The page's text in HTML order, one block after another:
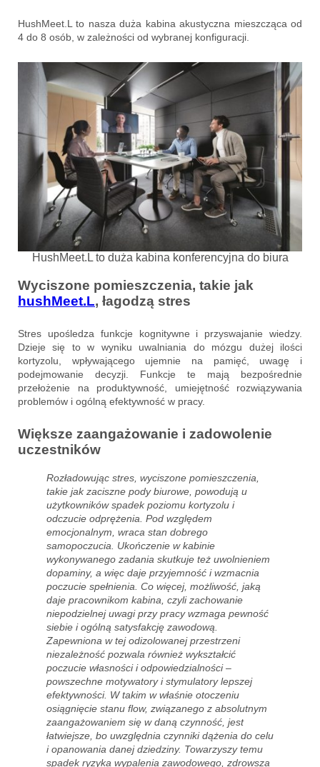
HushMeet.L to nasza duża kabina akustyczna mieszcząca od
4 do 8 osób, w zależności od wybranej konfiguracji.
HushMeet.L to duża kabina konferencyjna do biura
Wyciszone pomieszczenia, takie jak
hushMeet.L, łagodzą stres
Stres upośledza funkcje kognitywne i przyswajanie wiedzy.
Dzieje się to w wyniku uwalniania do mózgu dużej ilości
kortyzolu, wpływającego ujemnie na pamięć, uwagę i
podejmowanie decyzji. Funkcje te mają bezpośrednie
przełożenie na produktywność, umiejętność rozwiązywania
problemów i ogólną efektywność w pracy.
Większe zaangażowanie i zadowolenie
uczestników
Rozładowując stres, wyciszone pomieszczenia,
takie jak zaciszne pody biurowe, powodują u
użytkowników spadek poziomu kortyzolu i
odczucie odprężenia. Pod względem
emocjonalnym, wraca stan dobrego
samopoczucia. Ukończenie w kabinie
wykonywanego zadania skutkuje też uwolnieniem
dopaminy, a więc daje przyjemność i wzmacnia
poczucie spełnienia. Co więcej, możliwość, jaką
daje pracownikom kabina, czyli zachowanie
niepodzielnej uwagi przy pracy wzmaga pewność
siebie i ogólną satysfakcję zawodową.
Zapewniona w tej odizolowanej przestrzeni
niezależność pozwala również wykształcić
poczucie własności i odpowiedzialności –
powszechne motywatory i stymulatory lepszej
efektywności. W takim w właśnie otoczeniu
osiągnięcie stanu flow, związanego z absolutnym
zaangażowaniem się w daną czynność, jest
łatwiejsze, bo uwzględnia czynniki dążenia do celu
i opanowania danej dziedziny. Towarzyszy temu
spadek ryzyka wypalenia zawodowego, zdrowsza